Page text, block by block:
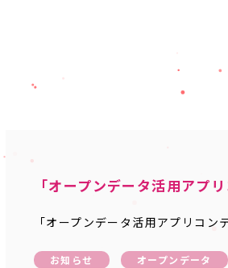
「オープンデータ活用アプ
「オープンデータ活用アプリコ
お知らせ オープンデータ